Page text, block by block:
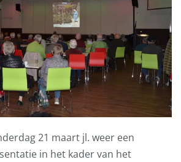
21 maart jl. weer een
in het kader van het